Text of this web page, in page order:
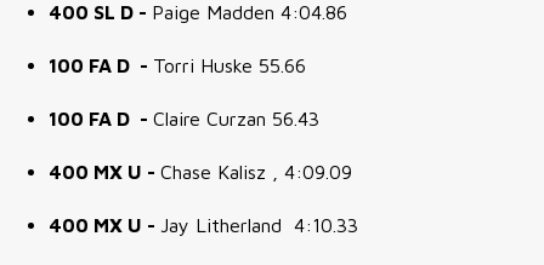
400 SL D - Paige Madden 4:04.86
100 FA D - Torri Huske 55.66
100 FA D - Claire Curzan 56.43
400 MX U - Chase Kalisz , 4:09.09
400 MX U - Jay Litherland 4:10.33